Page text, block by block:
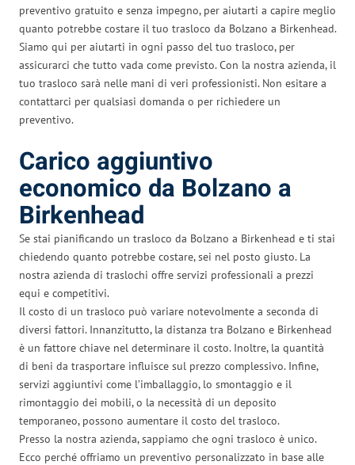
preventivo gratuito e senza impegno, per aiutarti a capire meglio
quanto potrebbe costare il tuo trasloco da Bolzano a Birkenhead.
Siamo qui per aiutarti in ogni passo del tuo trasloco, per
assicurarci che tutto vada come previsto. Con la nostra azienda, il
tuo trasloco sarà nelle mani di veri professionisti. Non esitare a
contattarci per qualsiasi domanda o per richiedere un
preventivo.
Carico aggiuntivo
economico da Bolzano a
Birkenhead
Se stai pianificando un trasloco da Bolzano a Birkenhead e ti stai
chiedendo quanto potrebbe costare, sei nel posto giusto. La
nostra azienda di traslochi offre servizi professionali a prezzi
equi e competitivi.
Il costo di un trasloco può variare notevolmente a seconda di
diversi fattori. Innanzitutto, la distanza tra Bolzano e Birkenhead
è un fattore chiave nel determinare il costo. Inoltre, la quantità
di beni da trasportare influisce sul prezzo complessivo. Infine,
servizi aggiuntivi come l’imballaggio, lo smontaggio e il
rimontaggio dei mobili, o la necessità di un deposito
temporaneo, possono aumentare il costo del trasloco.
Presso la nostra azienda, sappiamo che ogni trasloco è unico.
Ecco perché offriamo un preventivo personalizzato in base alle